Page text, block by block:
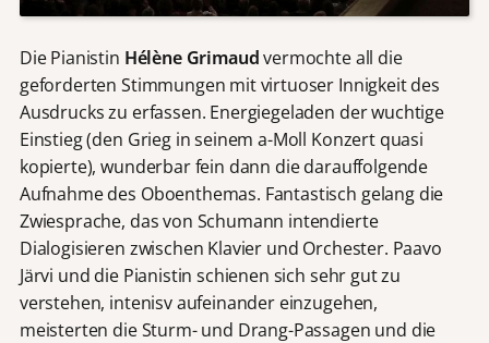
Die Pianistin Hélène Grimaudvermochte all die
geforderten Stimmungen mit virtuoser Innigkeit des
Ausdrucks zu erfassen. Energiegeladen der wuchtige
Einstieg (den Grieg in seinem a-Moll Konzert quasi
kopierte), wunderbar fein dann die darauffolgende
Aufnahme des Oboenthemas. Fantastisch gelang die
Zwiesprache, das von Schumann intendierte
Dialogisieren zwischen Klavier und Orchester. Paavo
Järvi und die Pianistin schienen sich sehr gut zu
verstehen, intenisv aufeinander einzugehen,
meisterten die Sturm- und Drang-Passagen und die